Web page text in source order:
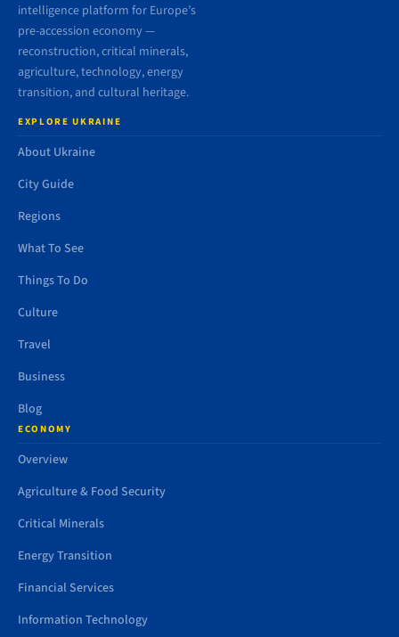
intelligence platform for Europe’s
pre-accession economy —
reconstruction, critical minerals,
agriculture, technology, energy
transition, and cultural heritage.
EXPLORE UKRAINE
About Ukraine
City Guide
Regions
What To See
Things To Do
Culture
Travel
Business
Blog
ECONOMY
Overview
Agriculture & Food Security
Critical Minerals
Energy Transition
Financial Services
Information Technology